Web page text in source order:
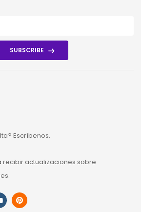
SUBSCRIBE
Escríbenos.
actualizaciones sobre